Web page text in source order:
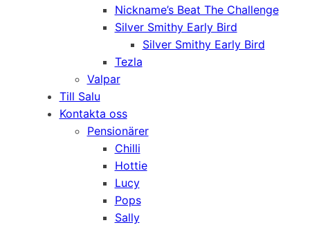
Nickname’s Beat The Challenge
Silver Smithy Early Bird
Silver Smithy Early Bird
Tezla
Valpar
Till Salu
Kontakta oss
Pensionärer
Chilli
Hottie
Lucy
Pops
Sally